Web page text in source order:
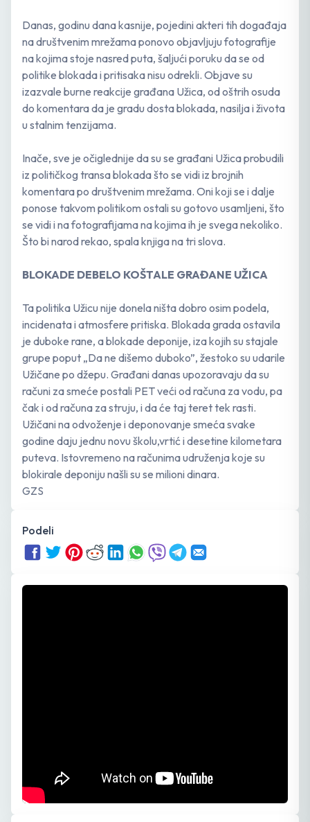
Danas, godinu dana kasnije, pojedini akteri tih događaja
na društvenim mrežama ponovo objavljuju fotografije
na kojima stoje nasred puta, šaljući poruku da se od
politike blokada i pritisaka nisu odrekli. Objave su
izazvale burne reakcije građana Užica, od oštrih osuda
do komentara da je gradu dosta blokada, nasilja i života
u stalnim tenzijama.
Inače, sve je očiglednije da su se građani Užica probudili
iz političkog transa blokada što se vidi iz brojnih
komentara po društvenim mrežama. Oni koji se i dalje
ponose takvom politikom ostali su gotovo usamljeni, što
se vidi i na fotografijama na kojima ih je svega nekoliko.
Što bi narod rekao, spala knjiga na tri slova.
BLOKADE DEBELO KOŠTALE GRAĐANE UŽICA
Ta politika Užicu nije donela ništa dobro osim podela,
incidenata i atmosfere pritiska. Blokada grada ostavila
je duboke rane, a blokade deponije, iza kojih su stajale
grupe poput „Da ne dišemo duboko”, žestoko su udarile
Užičane po džepu. Građani danas upozoravaju da su
računi za smeće postali PET veći od računa za vodu, pa
čak i od računa za struju, i da će taj teret tek rasti.
Užičani na odvoženje i deponovanje smeća svake
godine daju jednu novu školu,vrtić i desetine kilometara
puteva. Istovremeno na računima udruženja koje su
blokirale deponiju našli su se milioni dinara.
GZS
Podeli